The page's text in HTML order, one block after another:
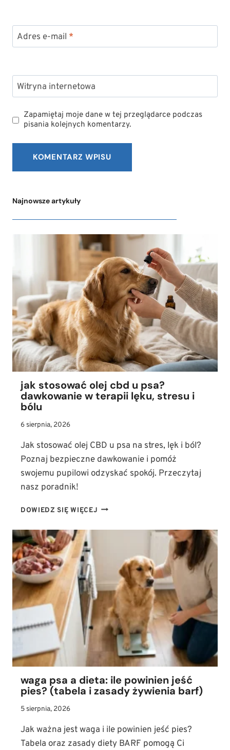
Adres e-mail *
Witryna internetowa
Zapamiętaj moje dane w tej przeglądarce podczas
pisania kolejnych komentarzy.
Najnowsze artykuły
jak stosować olej cbd u psa?
dawkowanie w terapii lęku, stresu i
bólu
6 sierpnia, 2026
Jak stosować olej CBD u psa na stres, lęk i ból?
Poznaj bezpieczne dawkowanie i pomóż
swojemu pupilowi odzyskać spokój. Przeczytaj
nasz poradnik!
DOWIEDZ SIĘ WIĘCEJ JAK
OLEJ
DAWKOWANIE
W
TERAPII
LĘKU,
STRESU
BÓLU
waga psa a dieta: ile powinien jeść
pies? (tabela i zasady żywienia barf)
5 sierpnia, 2026
Jak ważna jest waga i ile powinien jeść pies?
Tabela oraz zasady diety BARF pomogą Ci